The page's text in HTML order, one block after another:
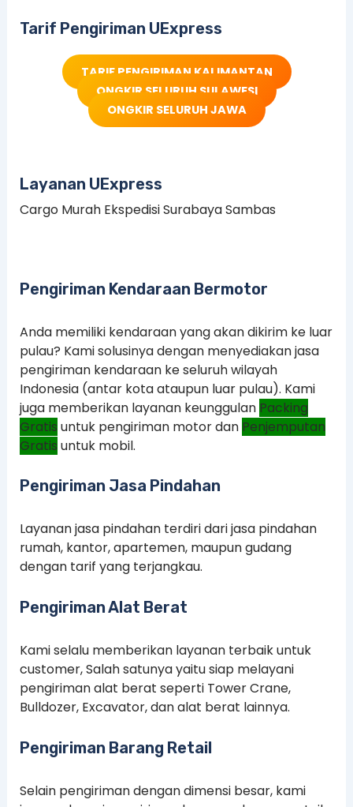
Tarif Pengiriman UExpress
TARIF PENGIRIMAN KALIMANTAN
ONGKIR SELURUH SULAWESI
ONGKIR SELURUH JAWA
Layanan UExpress
Cargo Murah Ekspedisi Surabaya Sambas
Pengiriman Kendaraan Bermotor
Anda memiliki kendaraan yang akan dikirim ke luar
pulau? Kami solusinya dengan menyediakan jasa
pengiriman kendaraan ke seluruh wilayah
Indonesia (antar kota ataupun luar pulau). Kami
juga memberikan layanan keunggulan Packing
Gratis untuk pengiriman motor dan Penjemputan
Gratis untuk mobil.
Pengiriman Jasa Pindahan
Layanan jasa pindahan terdiri dari jasa pindahan
rumah, kantor, apartemen, maupun gudang
dengan tarif yang terjangkau.
Pengiriman Alat Berat
Kami selalu memberikan layanan terbaik untuk
customer, Salah satunya yaitu siap melayani
pengiriman alat berat seperti Tower Crane,
Bulldozer, Excavator, dan alat berat lainnya.
Pengiriman Barang Retail
Selain pengiriman dengan dimensi besar, kami